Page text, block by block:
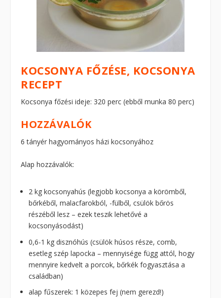
KOCSONYA FŐZÉSE, KOCSONYA
RECEPT
Kocsonya főzési ideje: 320 perc (ebből munka 80 perc)
HOZZÁVALÓK
6 tányér hagyományos házi kocsonyához
Alap hozzávalók:
2 kg kocsonyahús (legjobb kocsonya a körömből,
bőrkéből, malacfarokból, -fülből, csülök bőrös
részéből lesz – ezek teszik lehetővé a
kocsonyásodást)
0,6-1 kg disznóhús (csülök húsos része, comb,
esetleg szép lapocka – mennyisége függ attól, hogy
mennyire kedvelt a porcok, bőrkék fogyasztása a
családban)
alap fűszerek: 1 közepes fej (nem gerezd!)